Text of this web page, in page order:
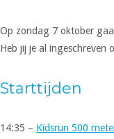
Op zondag 7 oktober
Heb jij je al ingeschreven
Starttijden
14:35 – Kidsrun 500